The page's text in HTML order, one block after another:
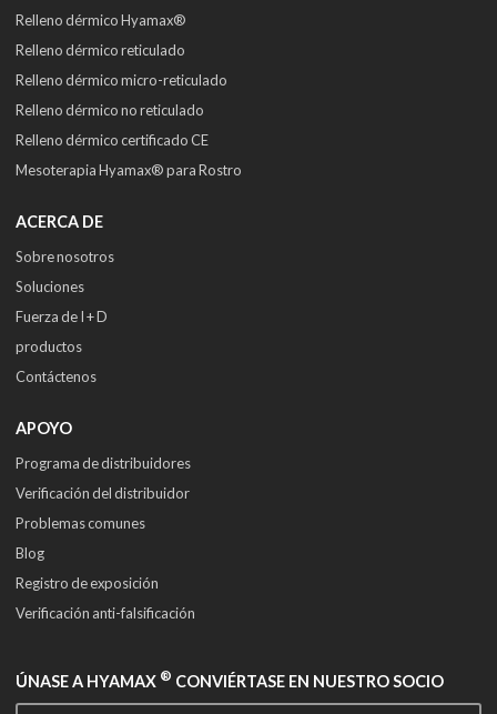
Relleno dérmico Hyamax®
Relleno dérmico reticulado
Relleno dérmico micro-reticulado
Relleno dérmico no reticulado
Relleno dérmico certificado CE
Mesoterapia Hyamax® para Rostro
ACERCA DE
Sobre nosotros
Soluciones
Fuerza de I + D
productos
Contáctenos
APOYO
Programa de distribuidores
Verificación del distribuidor
Problemas comunes
Blog
Registro de exposición
Verificación anti-falsificación
ÚNASE A HYAMAX ® CONVIÉRTASE EN NUESTRO SOCIO